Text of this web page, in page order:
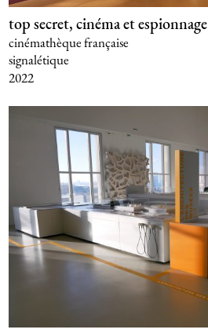
top secret, cinéma et espionnage
cinémathèque française
signalétique
2022